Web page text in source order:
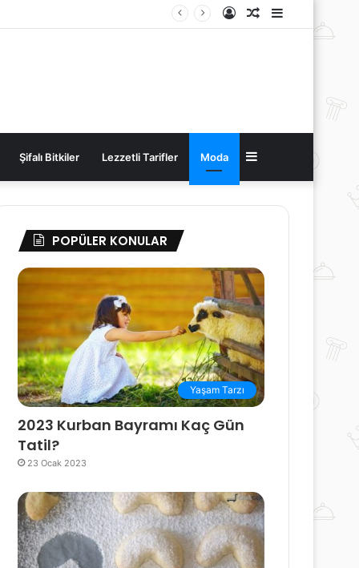
Kenar
Bölmesi
Rastgele
Kayıt
Şifalı Bitkiler Lezzetli Tarifler Moda Kenar
Bölmesi
POPÜLER KONULAR
Yaşam Tarzı
2023 Kurban Bayramı Kaç Gün
Tatil?
23 Ocak 2023